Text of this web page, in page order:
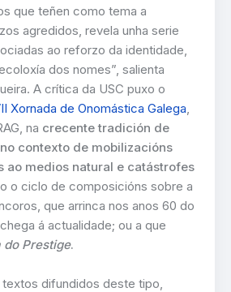
que teñen como tema a
agredidos, revela unha serie
ao reforzo da identidade,
dos nomes”, salienta
A crítica da USC puxo o
Xornada de Onomástica Galega
na crecente tradición de
contexto de mobilizacións
ao medios natural e catástrofes
o ciclo de composicións sobre a
que arrinca nos anos 60 do
á actualidade; ou a que
do Prestige.
difundidos deste tipo,